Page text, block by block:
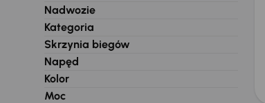
Nadwozie
Kategoria
Skrzynia biegów
Napęd
Kolor
Moc